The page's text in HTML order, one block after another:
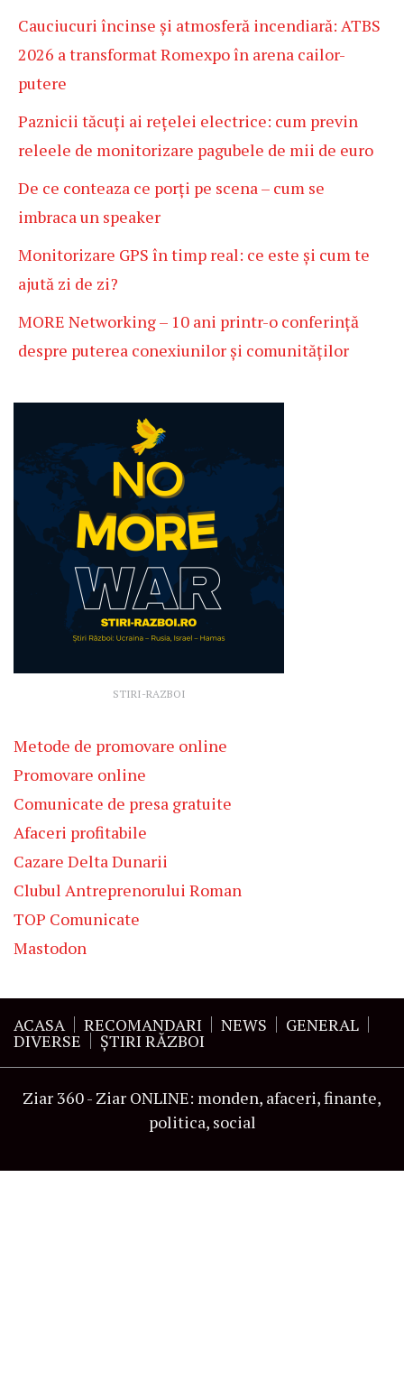
Cauciucuri încinse și atmosferă incendiară: ATBS
2026 a transformat Romexpo în arena cailor-
putere
Paznicii tăcuți ai rețelei electrice: cum previn
releele de monitorizare pagubele de mii de euro
De ce conteaza ce porți pe scena – cum se
imbraca un speaker
Monitorizare GPS în timp real: ce este și cum te
ajută zi de zi?
MORE Networking – 10 ani printr-o conferință
despre puterea conexiunilor și comunităților
STIRI-RAZBOI
Metode de promovare online
Promovare online
Comunicate de presa gratuite
Afaceri profitabile
Cazare Delta Dunarii
Clubul Antreprenorului Roman
TOP Comunicate
Mastodon
ACASA RECOMANDARI NEWS GENERAL
DIVERSE ŞTIRI RĂZBOI
Ziar 360 - Ziar ONLINE: monden, afaceri, finante,
politica, social